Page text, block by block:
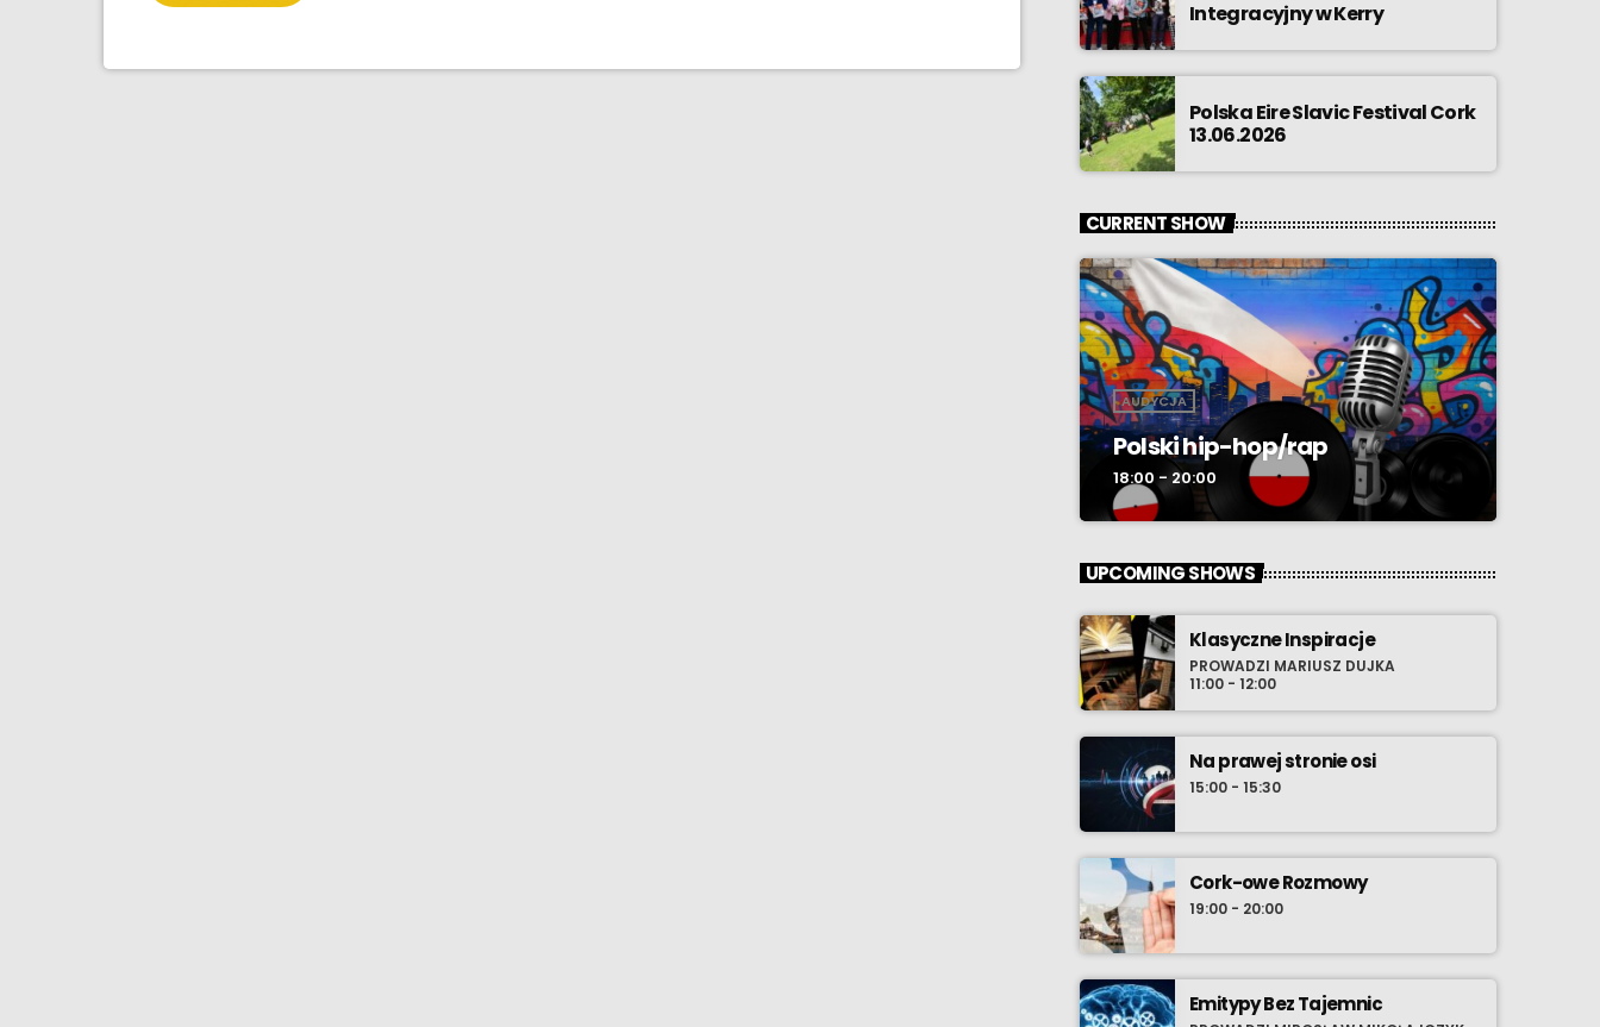
Integracyjny w Kerry
Polska Eire Slavic Festival Cork
13.06.2026
CURRENT SHOW
AUDYCJA
Polski hip-hop/rap
18:00 - 20:00
UPCOMING SHOWS
Klasyczne Inspiracje
PROWADZI MARIUSZ DUJKA
11:00 - 12:00
Na prawej stronie osi
15:00 - 15:30
Cork-owe Rozmowy
19:00 - 20:00
Emitypy Bez Tajemnic